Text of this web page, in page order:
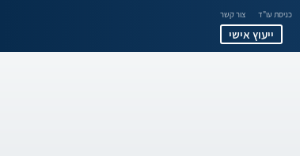
כניסת עו"ד צור קשר
ייעוץ אישי